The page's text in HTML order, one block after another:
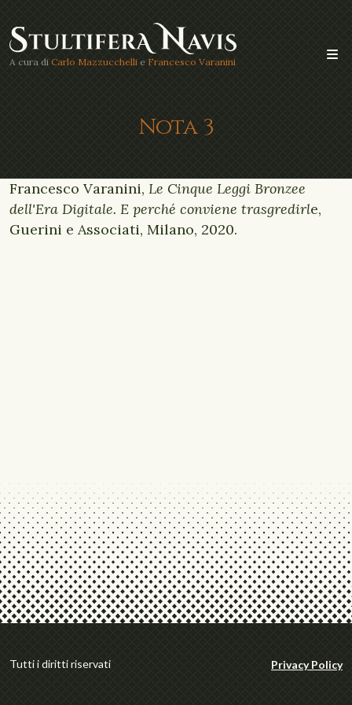
A cura di Carlo Mazzucchelli e Francesco Varanini
Nota 3
Francesco Varanini, Le Cinque Leggi Bronzee
dell'Era Digitale. E perché conviene trasgredirle,
Guerini e Associati, Milano, 2020.
Tutti i diritti riservati Privacy Policy